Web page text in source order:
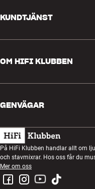
KUNDTJÄNST
Retur och reklamation
Ångra beställning
Köpvillkor
Integritetspolicy
OM HIFI KLUBBEN
Kundklubb
Lyssnarkväll
Tävlingar
Jobb i HiFi Klubben
GENVÄGAR
Presentkort
Bygg med ljud
Montering och installation
På HiFi Klubben handlar allt om
och stavmixrar. Hos oss får du
Mer om oss